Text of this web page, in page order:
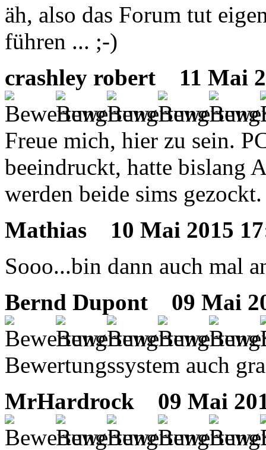
äh, also das Forum tut
führen ... ;-)
crashley robert
11 Mai
Freue mich, hier zu sein.
beeindruckt, hatte bislang
werden beide sims
Mathias
10 Mai 2015
Sooo...bin dann auch mal
Bernd Dupont
09 Mai
Bewertungssystem auch
MrHardrock
09 Mai